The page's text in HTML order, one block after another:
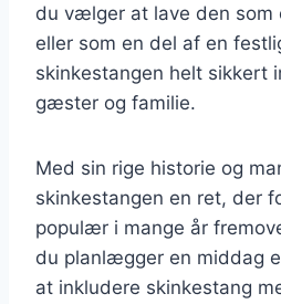
du vælger at lave den som
eller som en del af en
skinkestangen helt sikkert
gæster og familie.
Med sin rige historie og
skinkestangen en ret, der
populær i mange år
du planlægger en middag
at inkludere skinkestang